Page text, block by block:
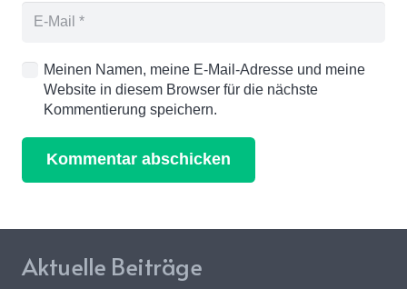
Meinen Namen, meine E-Mail-Adresse und meine
Website in diesem Browser für die nächste
Kommentierung speichern.
Kommentar abschicken
Aktuelle Beiträge